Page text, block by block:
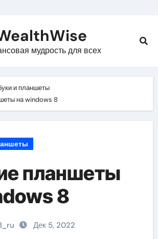
мудрость для всех
и планшеты
на windows 8
планшеты
8
Дек 5, 2022